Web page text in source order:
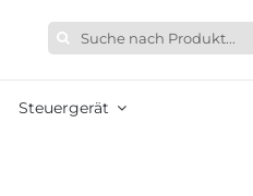
Suche
nach:
Steuergerät